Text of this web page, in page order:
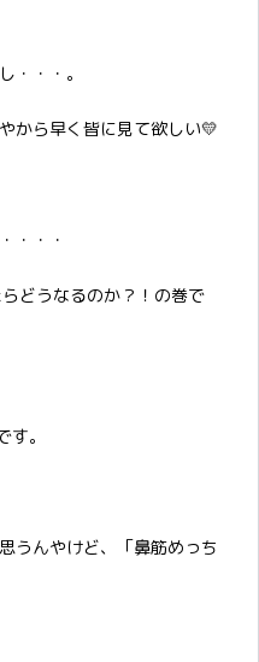
・・・。
から早く皆に見て欲しい💛
・・・
どうなるのか？！の巻で
。
うんやけど、「鼻筋めっち